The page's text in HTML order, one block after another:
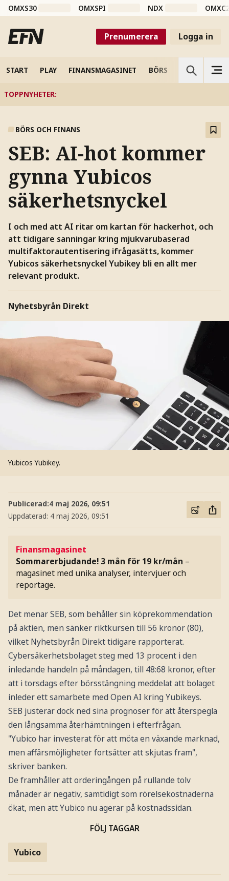
OMXS30 OMXSPI NDX
Prenumerera Logga in
START PLAY FINANSMAGASINET BÖRS VETENSKAP
TOPPNYHETER:
BÖRS OCH FINANS
SEB: AI-hot kommer
gynna Yubicos
säkerhetsnyckel
I och med att AI ritar om kartan för hackerhot, och
att tidigare sanningar kring mjukvarubaserad
multifaktorautentisering ifrågasätts, kommer
Yubicos säkerhetsnyckel Yubikey bli en allt mer
relevant produkt.
Nyhetsbyrån Direkt
Yubicos Yubikey.
Publicerad:4 maj 2026, 09:51
Uppdaterad: 4 maj 2026, 09:51
Finansmagasinet
Sommarerbjudande! 3 mån för 19 kr/mån –
magasinet med unika analyser, intervjuer och
reportage.
Det menar SEB, som behåller sin köprekommendation
på aktien, men sänker riktkursen till 56 kronor (80),
vilket Nyhetsbyrån Direkt tidigare rapporterat.
Cybersäkerhetsbolaget steg med 13 procent i den
inledande handeln på måndagen, till 48:68 kronor, efter
att i torsdags efter börsstängning meddelat att bolaget
inleder ett samarbete med Open AI kring Yubikeys.
SEB justerar dock ned sina prognoser för att återspegla
den långsamma återhämtningen i efterfrågan.
"Yubico har investerat för att möta en växande marknad,
men affärsmöjligheter fortsätter att skjutas fram",
skriver banken.
De framhåller att orderingången på rullande tolv
månader är negativ, samtidigt som rörelsekostnaderna
ökat, men att Yubico nu agerar på kostnadssidan.
FÖLJ TAGGAR
Yubico